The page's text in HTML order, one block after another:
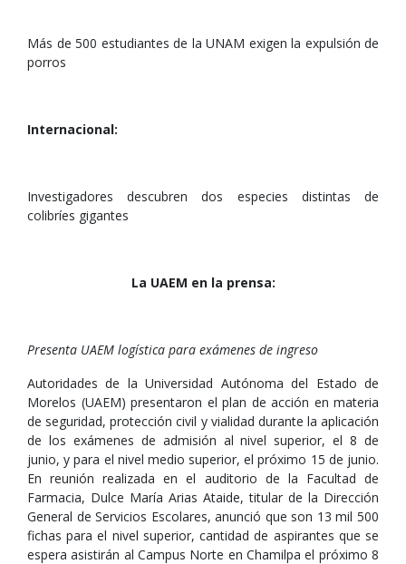
Más de 500 estudiantes de la UNAM exigen la expulsión de
porros
Internacional:
Investigadores descubren dos especies distintas de
colibríes gigantes
La UAEM en la prensa:
Presenta UAEM logística para exámenes de ingreso
Autoridades de la Universidad Autónoma del Estado de
Morelos (UAEM) presentaron el plan de acción en materia
de seguridad, protección civil y vialidad durante la aplicación
de los exámenes de admisión al nivel superior, el 8 de
junio, y para el nivel medio superior, el próximo 15 de junio.
En reunión realizada en el auditorio de la Facultad de
Farmacia, Dulce María Arias Ataide, titular de la Dirección
General de Servicios Escolares, anunció que son 13 mil 500
fichas para el nivel superior, cantidad de aspirantes que se
espera asistirán al Campus Norte en Chamilpa el próximo 8